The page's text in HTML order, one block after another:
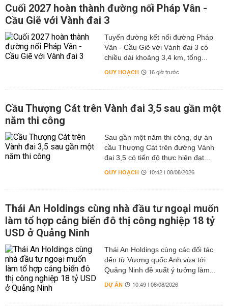
Cuối 2027 hoàn thành đường nối Pháp Vân -
Cầu Giẽ với Vành đai 3
Tuyến đường kết nối đường Pháp
Vân - Cầu Giẽ với Vành đai 3 có
chiều dài khoảng 3,4 km, tổng...
QUY HOẠCH 16 giờ trước
Cầu Thượng Cát trên Vành đai 3,5 sau gần một
năm thi công
Sau gần một năm thi công, dự án
cầu Thượng Cát trên đường Vành
đai 3,5 có tiến độ thực hiện đạt...
QUY HOẠCH 10:42 | 08/08/2026
Thái An Holdings cùng nhà đầu tư ngoại muốn
làm tổ hợp cảng biển đô thị công nghiệp 18 tỷ
USD ở Quảng Ninh
Thái An Holdings cùng các đối tác
đến từ Vương quốc Anh vừa tới
Quảng Ninh đề xuất ý tưởng làm...
DỰ ÁN 10:49 | 08/08/2026